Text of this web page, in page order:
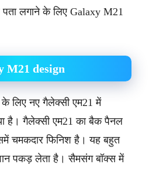
पता लगाने के लिए Galaxy M21
M21 design
लिए नए गैलेक्सी एम21 में
है। गैलेक्सी एम21 का बैक पैनल
चमकदार फिनिश है। यह बहुत
पकड़ लेता है। सैमसंग बॉक्स में